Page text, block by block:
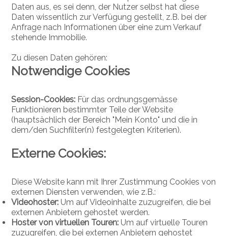
Daten aus, es sei denn, der Nutzer selbst hat diese
Daten wissentlich zur Verfügung gestellt, z.B. bei der
Anfrage nach Informationen über eine zum Verkauf
stehende Immobilie.
Zu diesen Daten gehören:
Notwendige Cookies
Session-Cookies: Für das ordnungsgemässe
Funktionieren bestimmter Teile der Website
(hauptsächlich der Bereich "Mein Konto" und die in
dem/den Suchfilter(n) festgelegten Kriterien).
Externe Cookies:
Diese Website kann mit Ihrer Zustimmung Cookies von
externen Diensten verwenden, wie z.B.:
Videohoster:Um auf Videoinhalte zuzugreifen, die bei
externen Anbietern gehostet werden.
Hoster von virtuellen Touren:Um auf virtuelle Touren
zuzugreifen, die bei externen Anbietern gehostet